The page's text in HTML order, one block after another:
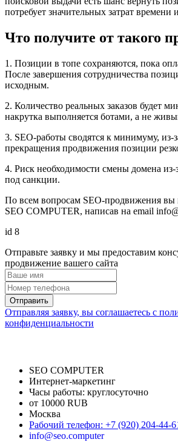
потребует значительных затрат времени
Что получите от такого
1. Позиции в топе сохраняются, пока
После завершения сотрудничества
исходным.
2. Количество реальных заказов будет
накрутка выполняется ботами, а не
3. SEO-работы сводятся к минимуму, из-
прекращения продвижения позиции
4. Риск необходимости смены домена из-
под санкции.
По всем вопросам SEO-продвижения вы
SEO COMPUTER, написав на email
id 8
Отправьте заявку и мы предоставим
продвижение вашего сайта
Отправить
Отправляя заявку, вы соглашаетесь с
конфиденциальности
SEO COMPUTER
Интернет-маркетинг
Часы работы: круглосуточно
от 10000 RUB
Москва
Рабочий телефон: +7 (920) 204-44-
info@seo.computer